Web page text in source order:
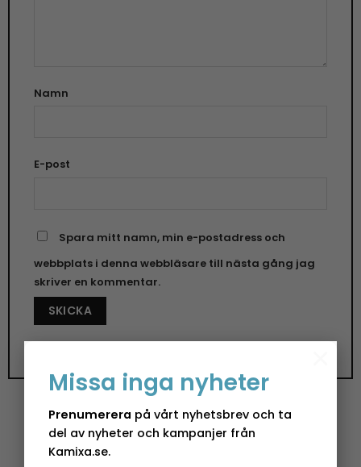
Missa inga nyheter
Prenumerera på vårt nyhetsbrev och ta
del av nyheter och kampanjer från
Kamixa.se.
Namn
E-post
Spara mitt namn, min e-postadress och
webbplats i denna webbläsare till nästa gång jag
skriver en kommentar.
Påskdekoration Sally – 5 x 5 x 9 cm